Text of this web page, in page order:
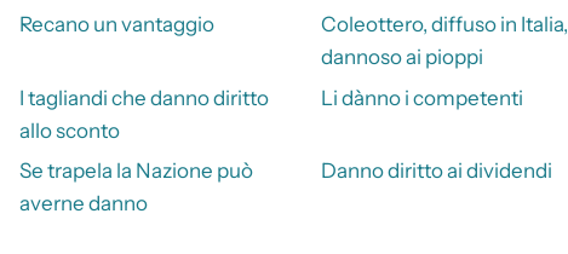
Recano un vantaggio
Coleottero, diffuso in Italia,
dannoso ai pioppi
I tagliandi che danno diritto
allo sconto
Li dànno i competenti
Se trapela la Nazione può
averne danno
Danno diritto ai dividendi